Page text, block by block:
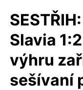
Slavia
výhru
sešívaní